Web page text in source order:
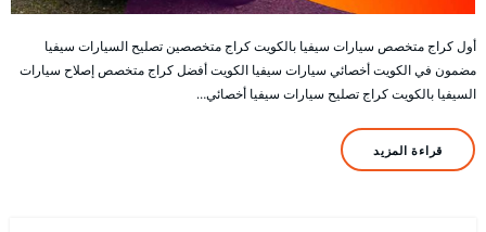
أول كراج متخصص سيارات سيفيا بالكويت كراج متخصصين تصليح السيارات سيفيا
مضمون في الكويت أخصائي سيارات سيفيا الكويت أفضل كراج متخصص إصلاح سيارات
السيفيا بالكويت كراج تصليح سيارات سيفيا أخصائي…
قراءة المزيد